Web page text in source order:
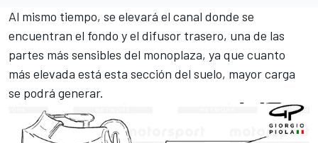
Al mismo tiempo, se elevará el canal donde se
encuentran el fondo y el difusor trasero, una de las
partes más sensibles del monoplaza, ya que cuanto
más elevada está esta sección del suelo, mayor carga
se podrá generar.